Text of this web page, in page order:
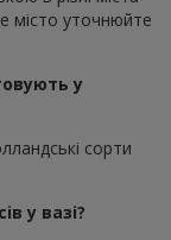
місто уточнюйте
у
сорти
у вазі?